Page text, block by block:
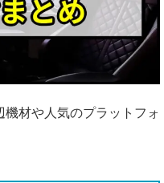
材や人気のプラットフォ